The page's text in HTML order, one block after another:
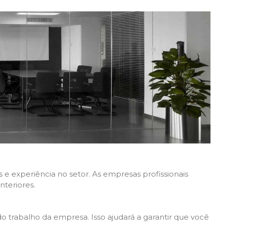
experiência no setor. As empresas profissionais
trabalho da empresa. Isso ajudará a garantir que você